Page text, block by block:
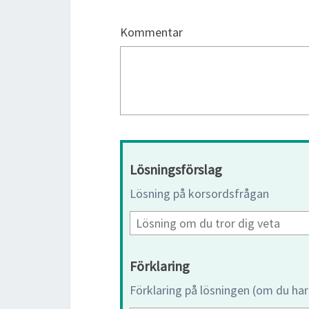
Kommentar
Lösningsförslag
Lösning på korsordsfrågan
Förklaring
Förklaring på lösningen (om du